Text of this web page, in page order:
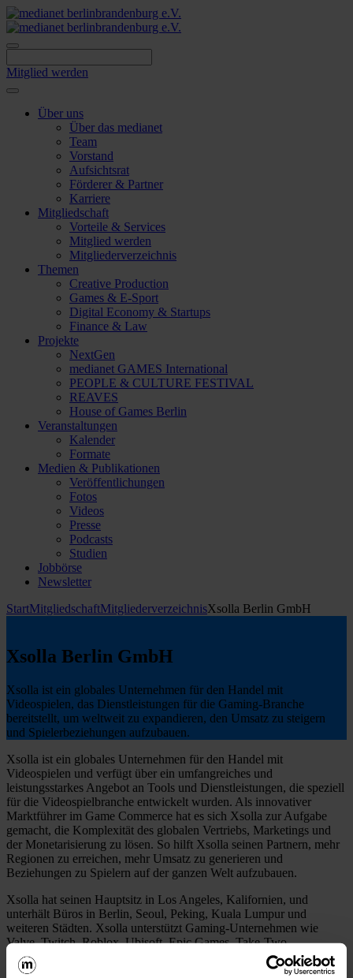
Skip
to
content
Mitglied werden
Über uns
Über das medianet
Team
Vorstand
Aufsichtsrat
Förderer & Partner
Karriere
Mitgliedschaft
Vorteile & Services
Mitglied werden
Mitgliederverzeichnis
Themen
Creative Production
Games & E-Sport
Digital Economy & Startups
Finance & Law
Projekte
NextGen
medianet GAMES International
PEOPLE & CULTURE FESTIVAL
REAVES
House of Games Berlin
Veranstaltungen
Kalender
Formate
Medien & Publikationen
Veröffentlichungen
Fotos
Videos
Presse
Podcasts
Studien
Jobbörse
Newsletter
StartMitgliedschaftMitgliederverzeichnisXsolla Berlin GmbH
Xsolla Berlin GmbH
Xsolla ist ein globales Unternehmen für den Handel mit
Videospielen, das Dienstleistungen für die Gaming-Branche
bereitstellt, um weltweit zu expandieren, den Umsatz zu steigern
und Spielerbeziehungen aufzubauen.
Xsolla ist ein globales Unternehmen für den Handel mit
Videospielen und verfügt über ein umfangreiches und
leistungsstarkes Angebot an Tools und Dienstleistungen, die speziell
für die Videospielbranche entwickelt wurden. Als innovativer
Marktführer im Game Commerce hat es sich Xsolla zur Aufgabe
gemacht, die Komplexität des globalen Vertriebs, Marketings und
der Monetarisierung zu lösen. So hilft Xsolla seinen Partnern, mehr
Regionen zu erreichen, mehr Umsatz zu generieren und
Beziehungen zu Spielern auf der ganzen Welt aufzubauen.
Xsolla hat seinen Hauptsitz in Los Angeles, Kalifornien, und
unterhält Büros in Berlin, Seoul, Peking, Kuala Lumpur und
weiteren Städten. Xsolla unterstützt Gaming-Unternehmen wie
Valve, Twitch, Roblox, Ubisoft, Epic Games, Take-Two,
KRAFTON, Nexters, NetEase, Playstudios, Playrix, miHoYo und
viele mehr.